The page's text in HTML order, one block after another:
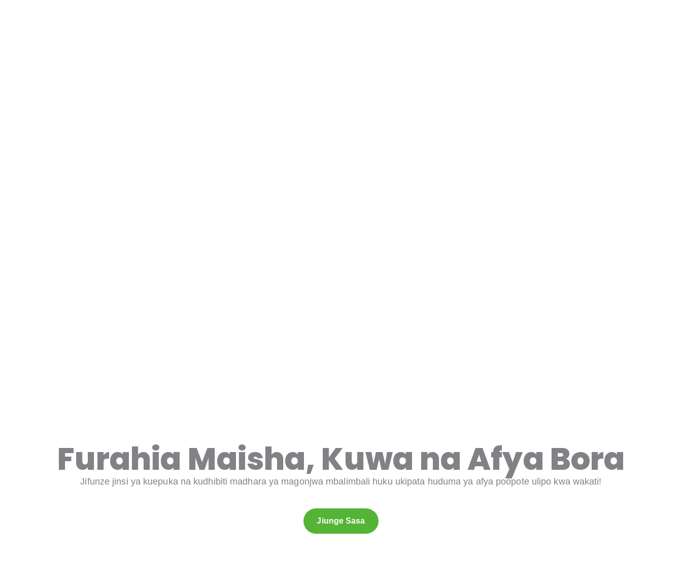
Furahia Maisha, Kuwa na Afya Bora
Jifunze jinsi ya kuepuka na kudhibiti madhara ya magonjwa mbalimbali huku ukipata huduma ya afya poopote ulipo kwa wakati!
Jiunge Sasa